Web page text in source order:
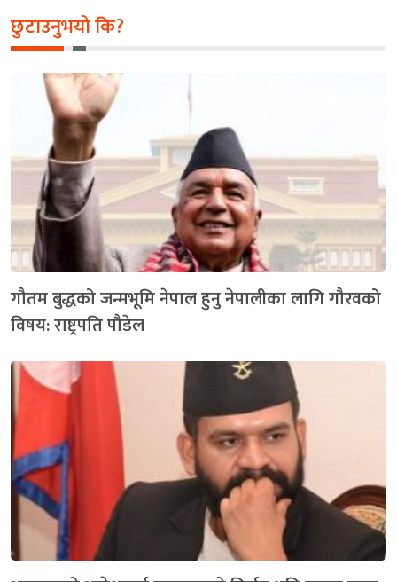
छुटाउनुभयो कि?
गौतम बुद्धको जन्मभूमि नेपाल हुनु नेपालीका लागि गौरवको
विषय: राष्ट्रपति पौडेल